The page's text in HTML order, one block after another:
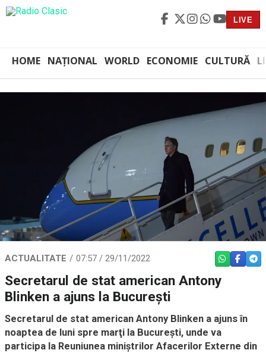
LIVE
HOME NAȚIONAL WORLD ECONOMIE CULTURĂ
ACTUALITATE 07:57 / 29/11/2022 WHATSAPP
Secretarul de stat american Antony
Blinken a ajuns la Bucureşti
Secretarul de stat american Antony Blinken a ajuns în
noaptea de luni spre marţi la Bucureşti, unde va
participa la Reuniunea miniştrilor Afacerilor Externe din